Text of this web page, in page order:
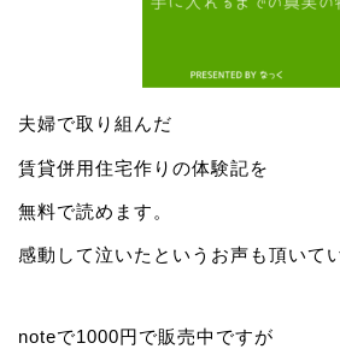
夫婦で取り組んだ
賃貸併用住宅作りの体験記を
無料で読めます。
感動して泣いたというお声も頂いて
noteで1000円で販売中ですが